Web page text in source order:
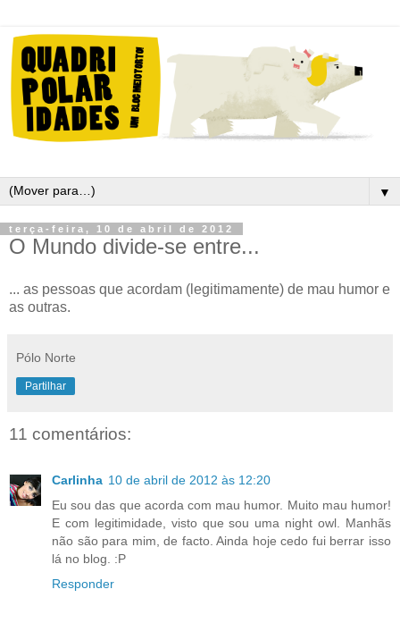
▼
terça-feira, 10 de abril de 2012
O Mundo divide-se entre...
... as pessoas que acordam (legitimamente) de mau humor e
as outras.
Pólo Norte
Partilhar
11 comentários:
Carlinha 10 de abril de 2012 às 12:20
Eu sou das que acorda com mau humor. Muito mau humor!
E com legitimidade, visto que sou uma night owl. Manhãs
não são para mim, de facto. Ainda hoje cedo fui berrar isso
lá no blog. :P
Responder